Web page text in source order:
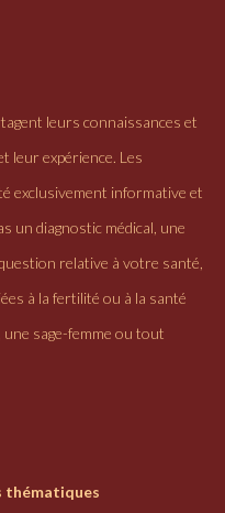
leurs connaissances et
leur expérience. Les
exclusivement informative et
un diagnostic médical, une
relative à votre santé,
à la fertilité ou à la santé
sage-femme ou tout
thématiques